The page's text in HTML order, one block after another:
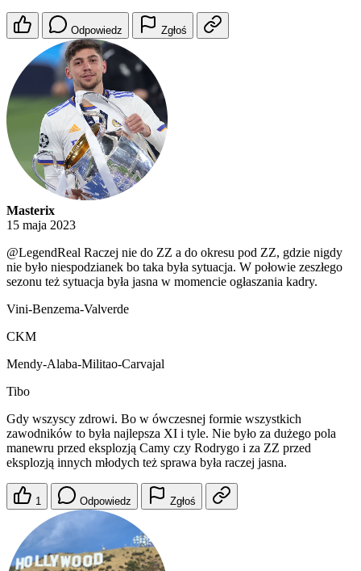
Odpowiedz Zgłoś
Masterix
15 maja 2023
@LegendReal Raczej nie do ZZ a do okresu pod ZZ, gdzie nigdy
nie było niespodzianek bo taka była sytuacja. W połowie zeszłego
sezonu też sytuacja była jasna w momencie ogłaszania kadry.
Vini-Benzema-Valverde
CKM
Mendy-Alaba-Militao-Carvajal
Tibo
Gdy wszyscy zdrowi. Bo w ówczesnej formie wszystkich
zawodników to była najlepsza XI i tyle. Nie było za dużego pola
manewru przed eksplozją Camy czy Rodrygo i za ZZ przed
eksplozją innych młodych też sprawa była raczej jasna.
1 Odpowiedz Zgłoś